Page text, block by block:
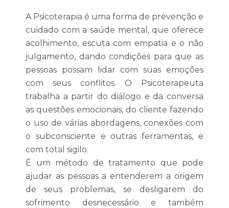
A Psicoterapia é uma forma de prevenção e
cuidado com a saúde mental, que oferece
acolhimento, escuta com empatia e o não
julgamento, dando condições para que as
pessoas possam lidar com suas emoções
com seus conflitos. O Psicoterapeuta
trabalha a partir do diálogo e da conversa
as questões emocionais, do cliente fazendo
o uso de várias abordagens, conexões com
o subconsciente e outras ferramentas, e
com total sigilo.
É um método de tratamento que pode
ajudar as pessoas a entenderem a origem
de seus problemas, se desligarem do
sofrimento desnecessário e também